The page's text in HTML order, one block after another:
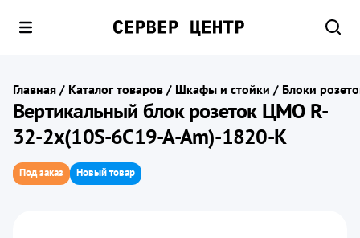
Главная / Каталог товаров / Шкафы и стойки / Блоки
Вертикальный блок розеток ЦМО R-
32-2x(10S-6C19-A-Am)-1820-K
Под заказ Новый товар